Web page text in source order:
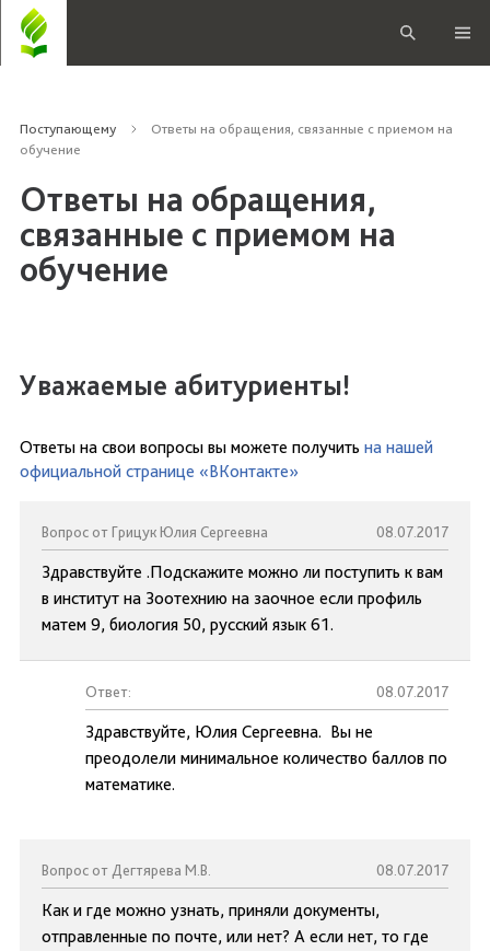
Поступающему
Ответы на обращения, связанные с приемом на
обучение
Ответы на обращения,
связанные с приемом на
обучение
Уважаемые абитуриенты!
Ответы на свои вопросы вы можете получить на нашей
официальной странице «ВКонтакте»
Вопрос от Грицук Юлия Сергеевна 08.07.2017
Здравствуйте .Подскажите можно ли поступить к вам
в институт на Зоотехнию на заочное если профиль
матем 9, биология 50, русский язык 61.
Ответ: 08.07.2017
Здравствуйте, Юлия Сергеевна. Вы не
преодолели минимальное количество баллов по
математике.
Вопрос от Дегтярева М.В. 08.07.2017
Как и где можно узнать, приняли документы,
отправленные по почте, или нет? А если нет, то где